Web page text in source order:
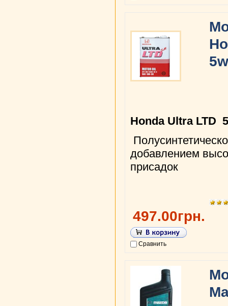
Honda Ultra LTD
добавлением
присадок
497.00грн.
Сравнить